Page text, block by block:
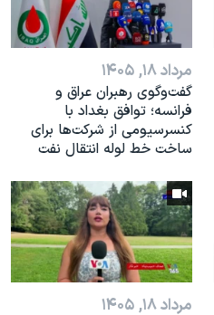
مرداد ۱۸, ۱۴۰۵
گفت‌وگوی رهبران عراق و
فرانسه؛ توافق بغداد با
کنسرسیومی از شرکت‌ها برای
ساخت خط لوله انتقال نفت
مرداد ۱۸, ۱۴۰۵